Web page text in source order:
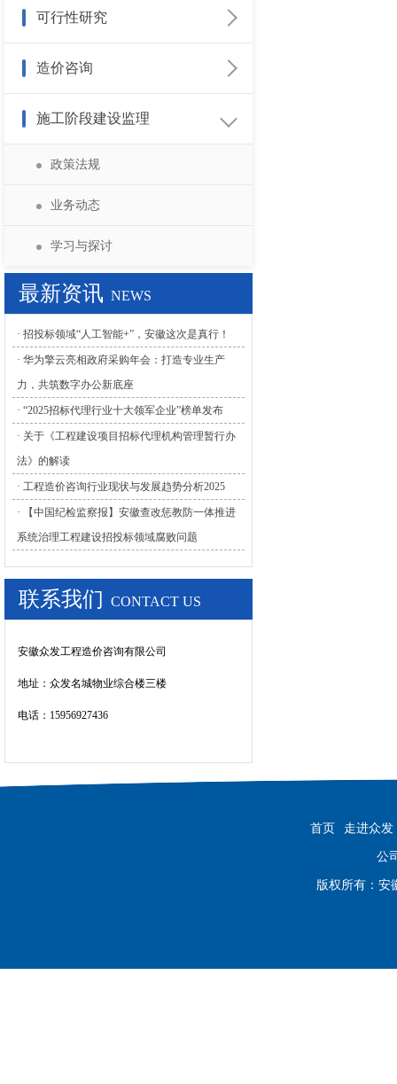
招标公告
可行性研究
政策法规
造价咨询
政策法规
业务动态
PPP咨询中心
学习与探讨
施工阶段建设监理
政策法规
业务动态
学习与探讨
最新资讯 NEWS
· 招投标领域“人工智能+”，安徽这次是真行！
· 华为擎云亮相政府采购年会：打造专业生产
力，共筑数字办公新底座
· “2025招标代理行业十大领军企业”榜单发布
· 关于《工程建设项目招标代理机构管理暂行办
法》的解读
· 工程造价咨询行业现状与发展趋势分析2025
· 【中国纪检监察报】安徽查改惩教防一体推进
系统治理工程建设招投标领域腐败问题
联系我们 CONTACT US
安徽众发工程造价咨询有限公司
地址： 众发名城物业综合楼三楼
电话：15956927436
首页 走进众发
公
版权所有：安